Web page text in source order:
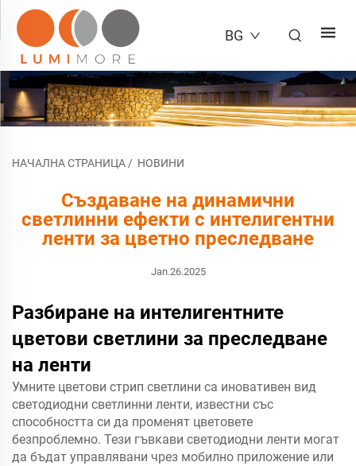
BG
НАЧАЛНА СТРАНИЦА / НОВИНИ
Създаване на динамични
светлинни ефекти с интелигентни
ленти за цветно преследване
Jan.26.2025
Разбиране на интелигентните
цветови светлини за преследване
на ленти
Умните цветови стрип светлини са иновативен вид
светодиодни светлинни ленти, известни със
способността си да променят цветовете
безпроблемно. Тези гъвкави светодиодни ленти могат
да бъдат управлявани чрез мобилно приложение или